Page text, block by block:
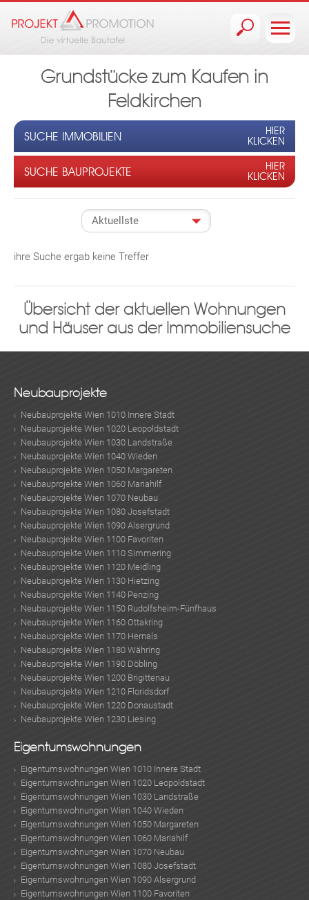
Grundstücke zum Kaufen in
Feldkirchen
SUCHE IMMOBILIEN
HIER
KLICKEN
SUCHE BAUPROJEKTE
HIER
KLICKEN
ihre Suche ergab keine Treffer
Übersicht der aktuellen Wohnungen
und Häuser aus der Immobiliensuche
Neubauprojekte
Neubauprojekte Wien 1010 Innere Stadt
Neubauprojekte Wien 1020 Leopoldstadt
Neubauprojekte Wien 1030 Landstraße
Neubauprojekte Wien 1040 Wieden
Neubauprojekte Wien 1050 Margareten
Neubauprojekte Wien 1060 Mariahilf
Neubauprojekte Wien 1070 Neubau
Neubauprojekte Wien 1080 Josefstadt
Neubauprojekte Wien 1090 Alsergrund
Neubauprojekte Wien 1100 Favoriten
Neubauprojekte Wien 1110 Simmering
Neubauprojekte Wien 1120 Meidling
Neubauprojekte Wien 1130 Hietzing
Neubauprojekte Wien 1140 Penzing
Neubauprojekte Wien 1150 Rudolfsheim-Fünfhaus
Neubauprojekte Wien 1160 Ottakring
Neubauprojekte Wien 1170 Hernals
Neubauprojekte Wien 1180 Währing
Neubauprojekte Wien 1190 Döbling
Neubauprojekte Wien 1200 Brigittenau
Neubauprojekte Wien 1210 Floridsdorf
Neubauprojekte Wien 1220 Donaustadt
Neubauprojekte Wien 1230 Liesing
Eigentumswohnungen
Eigentumswohnungen Wien 1010 Innere Stadt
Eigentumswohnungen Wien 1020 Leopoldstadt
Eigentumswohnungen Wien 1030 Landstraße
Eigentumswohnungen Wien 1040 Wieden
Eigentumswohnungen Wien 1050 Margareten
Eigentumswohnungen Wien 1060 Mariahilf
Eigentumswohnungen Wien 1070 Neubau
Eigentumswohnungen Wien 1080 Josefstadt
Eigentumswohnungen Wien 1090 Alsergrund
Eigentumswohnungen Wien 1100 Favoriten